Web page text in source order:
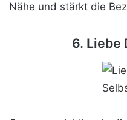
Nähe und stärkt die
6. Liebe